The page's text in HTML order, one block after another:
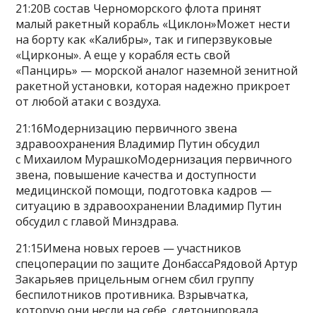
21:20В состав Черноморского флота принят
малый ракетный корабль «Циклон»Может нести
на борту как «Калибры», так и гиперзвуковые
«Цирконы». А еще у корабля есть свой
«Панцирь» — морской аналог наземной зенитной
ракетной установки, которая надежно прикроет
от любой атаки с воздуха.
21:16Модернизацию первичного звена
здравоохранения Владимир Путин обсудил
с Михаилом МурашкоМодернизация первичного
звена, повышение качества и доступности
медицинской помощи, подготовка кадров —
ситуацию в здравоохранении Владимир Путин
обсудил с главой Минздрава.
21:15Имена новых героев — участников
спецоперации по защите ДонбассаРядовой Артур
Закарьяев прицельным огнем сбил группу
беспилотников противника. Взрывчатка,